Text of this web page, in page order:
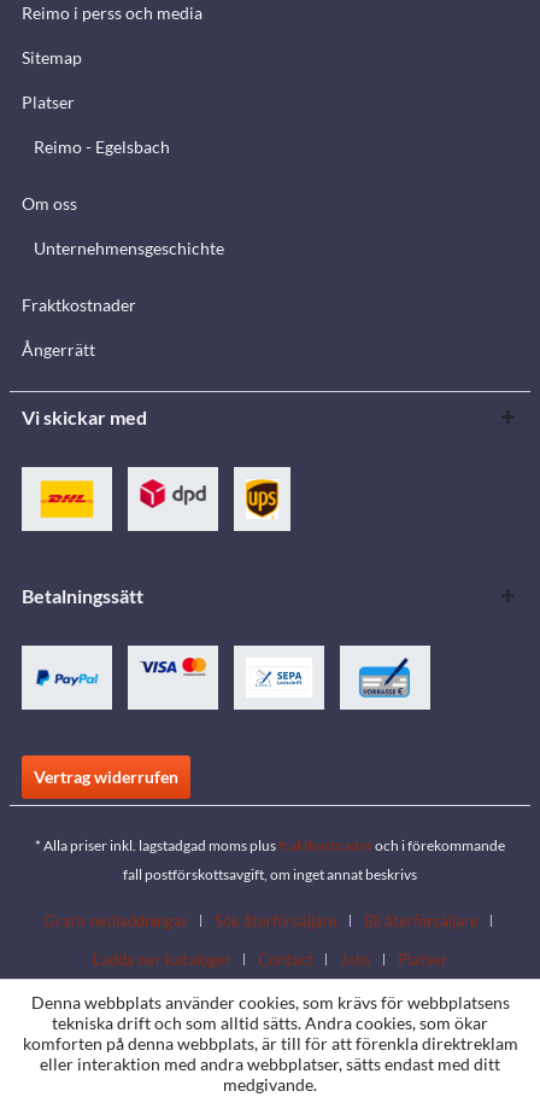
Reimo i perss och media
Sitemap
Platser
Reimo - Egelsbach
Om oss
Unternehmensgeschichte
Fraktkostnader
Ångerrätt
Vi skickar med
Betalningssätt
Vertrag widerrufen
* Alla priser inkl. lagstadgad moms plusfraktkostnaderoch i förekommande
fall postförskottsavgift, om inget annat beskrivs
Gratis nedladdningar Sök återförsäljare
Bli återförsäljare
Ladda ner kataloger
Contact Jobs Platser
Denna webbplats använder cookies, som krävs för webbplatsens
tekniska drift och som alltid sätts. Andra cookies, som ökar
komforten på denna webbplats, är till för att förenkla direktreklam
eller interaktion med andra webbplatser, sätts endast med ditt
medgivande.